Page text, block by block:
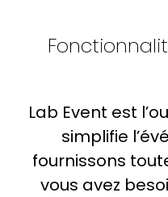
Lab Event est
simplifie
fournissons
vous avez